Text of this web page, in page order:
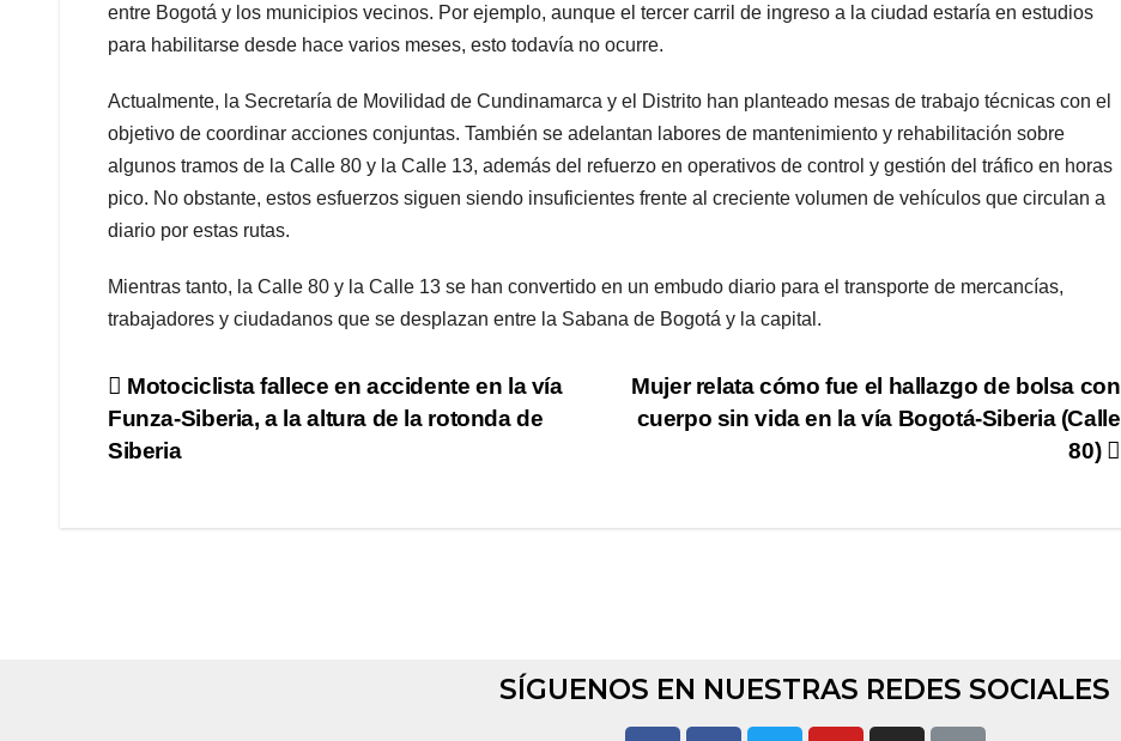
entre Bogotá y los municipios vecinos. Por ejemplo, aunque el tercer carril de ingreso a la ciudad estaría en estudios
para habilitarse desde hace varios meses, esto todavía no ocurre.
Actualmente, la Secretaría de Movilidad de Cundinamarca y el Distrito han planteado mesas de trabajo técnicas con el
objetivo de coordinar acciones conjuntas. También se adelantan labores de mantenimiento y rehabilitación sobre
algunos tramos de la Calle 80 y la Calle 13, además del refuerzo en operativos de control y gestión del tráfico en horas
pico. No obstante, estos esfuerzos siguen siendo insuficientes frente al creciente volumen de vehículos que circulan a
diario por estas rutas.
Mientras tanto, la Calle 80 y la Calle 13 se han convertido en un embudo diario para el transporte de mercancías,
trabajadores y ciudadanos que se desplazan entre la Sabana de Bogotá y la capital.
Mujer relata cómo fue el hallazgo de bolsa con
cuerpo sin vida en la vía Bogotá-Siberia (Calle
80)
Motociclista fallece en accidente en la vía
Funza-Siberia, a la altura de la rotonda de
Siberia
SÍGUENOS EN NUESTRAS REDES SOCIALES